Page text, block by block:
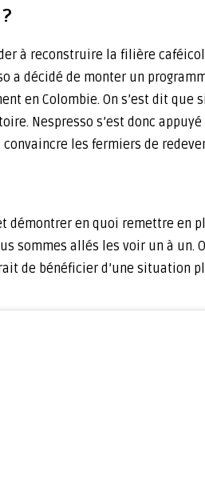
à reconstruire la filière
décidé de monter un
en Colombie. On s’est dit
Nespresso s’est donc
les fermiers de
démontrer en quoi remettre en
sommes allés les voir un à un.
de bénéficier d’une situation